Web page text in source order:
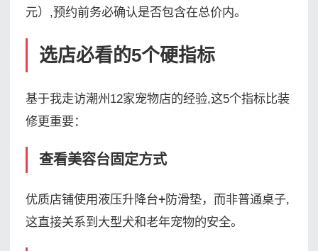
元）,预约前务必确认是否包含在总价内。
选店必看的5个硬指标
基于我走访潮州12家宠物店的经验,这5个指标比装
修更重要：
查看美容台固定方式
优质店铺使用液压升降台+防滑垫，而非普通桌子,
这直接关系到大型犬和老年宠物的安全。